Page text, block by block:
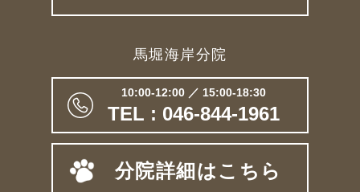
馬堀海岸分院
10:00-12:00 ／ 15:00-18:30
TEL : 046-844-1961
分院詳細はこちら